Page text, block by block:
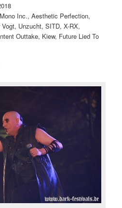
Inc., Aesthetic Perfection,
Unzucht, SITD, X-RX,
Outtake, Kiew, Future Lied To